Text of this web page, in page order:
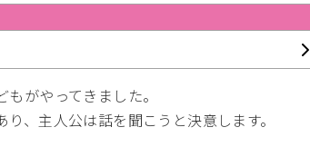
がやってきました。
、主人公は話を聞こうと決意します。